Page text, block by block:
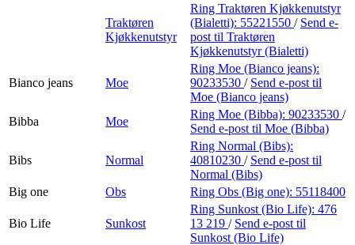
Traktøren
Kjøkkenutstyr
Ring Traktøren Kjøkkenutstyr
(Bialetti): 55221550 / Send e-
post til Traktøren
Kjøkkenutstyr (Bialetti)
Bianco jeans Moe
Ring Moe (Bianco jeans):
90233530 / Send e-post til
Moe (Bianco jeans)
Bibba
Moe
Ring Moe (Bibba): 90233530 /
Send e-post til Moe (Bibba)
Bibs Normal
Ring Normal (Bibs):
40810230 / Send e-post til
Normal (Bibs)
Big one
Obs Ring Obs (Big one): 55118400
Bio Life Sunkost
Ring Sunkost (Bio Life): 476
13 219 / Send e-post til
Sunkost (Bio Life)